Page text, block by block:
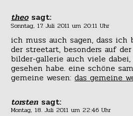
theo sagt:
Sonntag, 17. Juli 2011 um 20:11 Uhr
ich muss auch sagen, dass
der streetart, besonders auf
bilder-gallerie auch viele
gesehen habe. eine schöne
gemeine wesen:das gemeine
torsten sagt:
Montag, 18. Juli 2011 um 22:46 Uhr